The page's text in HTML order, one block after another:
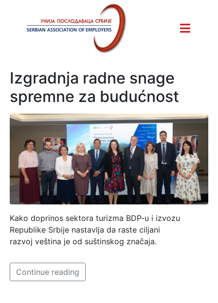
Izgradnja radne snage
spremne za budućnost
Kako doprinos sektora turizma BDP-u i izvozu
Republike Srbije nastavlja da raste ciljani
razvoj veština je od suštinskog značaja.
Continue reading